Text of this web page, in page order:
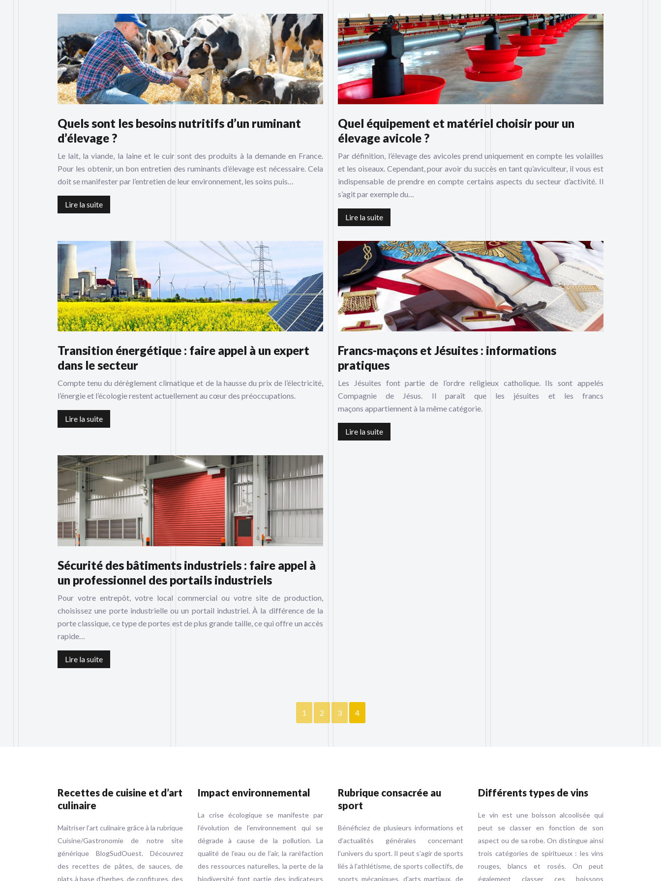
Quels sont les besoins nutritifs d’un ruminant
d’élevage ?
Le lait, la viande, la laine et le cuir sont des produits à la demande en France.
Pour les obtenir, un bon entretien des ruminants d’élevage est nécessaire. Cela
doit se manifester par l’entretien de leur environnement, les soins puis…
Lire la suite
Quel équipement et matériel choisir pour un
élevage avicole ?
Par définition, l’élevage des avicoles prend uniquement en compte les volailles
et les oiseaux. Cependant, pour avoir du succès en tant qu’aviculteur, il vous est
indispensable de prendre en compte certains aspects du secteur d’activité. Il
s’agit par exemple du…
Lire la suite
Transition énergétique : faire appel à un expert
dans le secteur
Compte tenu du dérèglement climatique et de la hausse du prix de l’électricité,
l’énergie et l’écologie restent actuellement au cœur des préoccupations.
Lire la suite
Francs-maçons et Jésuites : informations
pratiques
Les Jésuites font partie de l’ordre religieux catholique. Ils sont appelés
Compagnie de Jésus. Il paraît que les jésuites et les francs
maçons appartiennent à la même catégorie.
Lire la suite
Sécurité des bâtiments industriels : faire appel à
un professionnel des portails industriels
Pour votre entrepôt, votre local commercial ou votre site de production,
choisissez une porte industrielle ou un portail industriel. À la différence de la
porte classique, ce type de portes est de plus grande taille, ce qui offre un accès
rapide…
Lire la suite
1 2 3 4
Recettes de cuisine et d’art
culinaire
Maîtriser l’art culinaire grâce à la rubrique
Cuisine/Gastronomie de notre site
générique BlogSudOuest. Découvrez
des recettes de pâtes, de sauces, de
plats à base d’herbes, de confitures, des
Impact environnemental
La crise écologique se manifeste par
l’évolution de l’environnement qui se
dégrade à cause de la pollution. La
qualité de l’eau ou de l’air, la raréfaction
des ressources naturelles, la perte de la
biodiversité font partie des indicateurs
Rubrique consacrée au
sport
Bénéficiez de plusieurs informations et
d’actualités générales concernant
l’univers du sport. Il peut s’agir de sports
liés à l’athlétisme, de sports collectifs, de
sports mécaniques, d’arts martiaux, de
Différents types de vins
Le vin est une boisson alcoolisée qui
peut se classer en fonction de son
aspect ou de sa robe. On distingue ainsi
trois catégories de spiritueux : les vins
rouges, blancs et rosés. On peut
également classer ces boissons